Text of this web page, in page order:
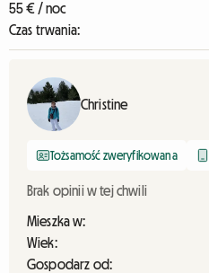
55 € / noc
Czas trwania:
Christine
Tożsamość zweryfikowana
Brak opinii w tej chwili
Mieszka w:
Wiek:
Gospodarz od: